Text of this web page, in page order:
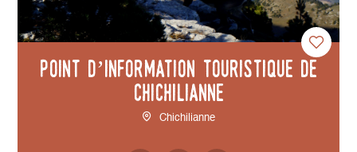
Point d’information touristique de
Chichilianne
Chichilianne